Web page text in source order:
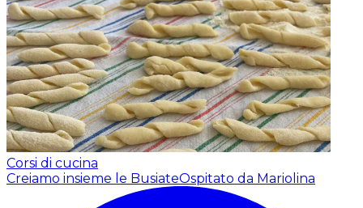
Corsi di cucina
Creiamo insieme le BusiateOspitato da Mariolina